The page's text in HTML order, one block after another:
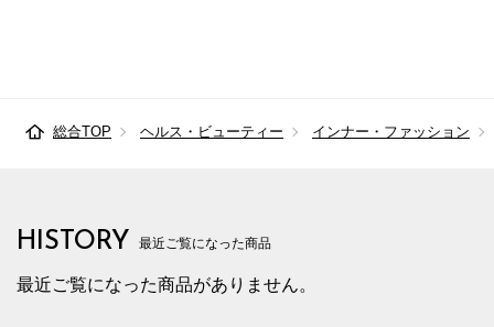
総合TOP ヘルス・ビューティー インナー・ファッション
HISTORY 最近ご覧になった商品
最近ご覧になった商品がありません。